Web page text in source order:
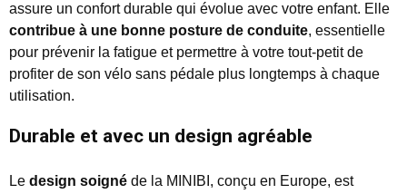
assure un confort durable qui évolue avec votre enfant. Elle
contribue à une bonne posture de conduite, essentielle
pour prévenir la fatigue et permettre à votre tout-petit de
profiter de son vélo sans pédale plus longtemps à chaque
utilisation.
Durable et avec un design agréable
Le design soigné de la MINIBI, conçu en Europe, est